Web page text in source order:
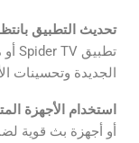
تحديث التطبيق
الجديدة وتحسينات
استخدام الأجهزة
أو أجهزة بث قوية